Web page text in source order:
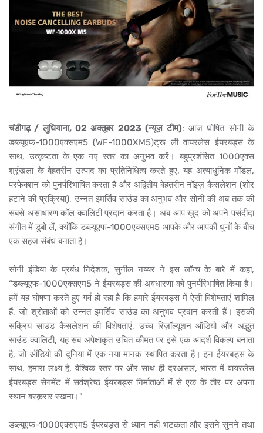
चंडीगढ़ / लुधियाना, 02 अक्तूबर 2023 (न्यूज़ टीम): आज घोषित सोनी के
डब्ल्यूएफ-1000एक्सएम5 (WF-1000XM5)ट्रू ली वायरलेस ईयरबड्स के
साथ, उत्कृष्टता के एक नए स्तर का अनुभव करें। बहुप्रशंसित 1000एक्स
श्रृंखला के बेहतरीन उत्पाद का प्रतिनिधित्व करते हुए, यह अत्याधुनिक मॉडल,
परफेक्शन को पुनर्परिभाषित करता है और अद्वितीय बेहतरीन नॉइज़ कैंसलेशन (शोर
हटाने की प्रक्रिया), उन्नत इमर्सिव साउंड का अनुभव और सोनी की अब तक की
सबसे असाधारण कॉल क्वालिटी प्रदान करता है। अब आप खुद को अपने पसंदीदा
संगीत में डुबो लें, क्योंकि डब्ल्यूएफ-1000एक्सएम5 आपके और आपकी धुनों के बीच
एक सहज संबंध बनाता है।
सोनी इंडिया के प्रबंध निदेशक, सुनील नय्यर ने इस लॉन्च के बारे में कहा,
“डब्ल्यूएफ-1000एक्सएम5 ने ईयरबड्स की अवधारणा को पुनर्परिभाषित किया है।
हमें यह घोषणा करते हुए गर्व हो रहा है कि हमारे ईयरबड्स में ऐसी विशेषताएं शामिल
हैं, जो श्रोताओं को उन्नत इमर्सिव साउंड का अनुभव प्रदान करती हैं। इसकी
सक्रिय साउंड कैंसलेशन की विशेषताएं, उच्च रिज़ॉल्यूशन ऑडियो और अद्भुत
साउंड क्वालिटी, यह सब अपेक्षाकृत उचित कीमत पर इसे एक आदर्श विकल्प बनाता
है, जो ऑडियो की दुनिया में एक नया मानक स्थापित करता है। इन ईयरबड्स के
साथ, हमारा लक्ष्य है, वैश्विक स्तर पर और साथ ही दरअसल, भारत में वायरलेस
ईयरबड्स सेगमेंट में सर्वश्रेष्ठ ईयरबड्स निर्माताओं में से एक के तौर पर अपना
स्थान बरक़रार रखना।"
डब्ल्यूएफ-1000एक्सएम5 ईयरबड्स से ध्यान नहीं भटकता और इसने सुनने तथा